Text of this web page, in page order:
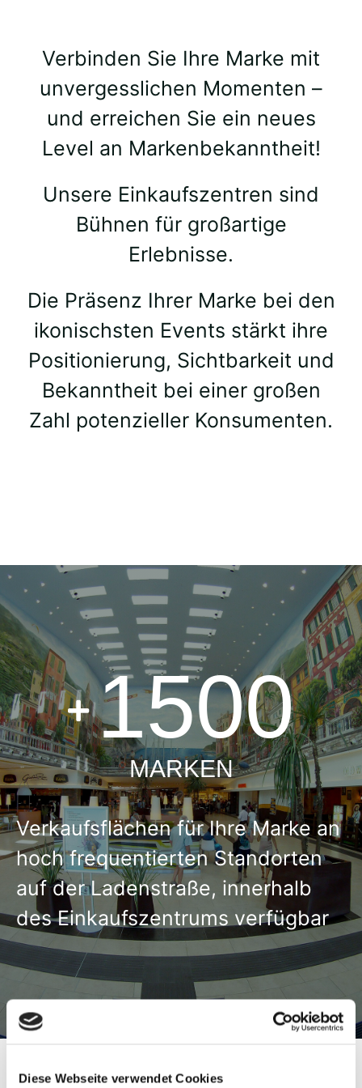
Diese Webseite verwendet Cookies
Verbinden Sie Ihre Marke mit
unvergesslichen Momenten –
und erreichen Sie ein neues
Level an Markenbekanntheit!
Unsere Einkaufszentren sind
Bühnen für großartige
Erlebnisse.
Die Präsenz Ihrer Marke bei den
ikonischsten Events stärkt ihre
Positionierung, Sichtbarkeit und
Bekanntheit bei einer großen
Zahl potenzieller Konsumenten.
1500
MARKEN
Verkaufsflächen für Ihre Marke an
hoch frequentierten Standorten
auf der Ladenstraße, innerhalb
des Einkaufszentrums verfügbar